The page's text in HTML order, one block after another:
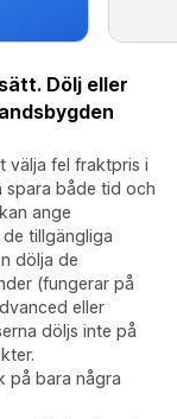
Dölj eller
välja fel fraktpris i
spara både tid och
ange
tillgängliga
dölja de
(fungerar på
eller
döljs inte på
på bara några